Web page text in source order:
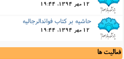
12 مهر 1394, 19:44
حاشیه بر کتاب فوائدالرجالیه
12 مهر 1394, 19:44
فعالیت ها